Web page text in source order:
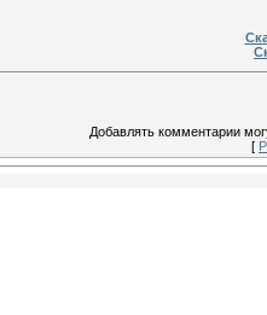
Добавлять комментарии
[